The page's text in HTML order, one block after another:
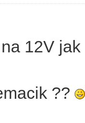
12V
??